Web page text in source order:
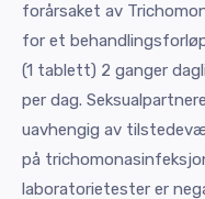
forårsaket av
for et
(1 tablett) 2 ganger
per dag.
uavhengig av
på
laboratorietester er